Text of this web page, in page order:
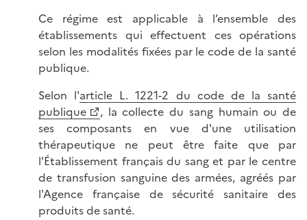
Ce régime est applicable à l’ensemble des
établissements qui effectuent ces opérations
selon les modalités fixées par le code de la santé
publique.
Selon l'article L. 1221-2 du code de la santé
publique
, la collecte du sang humain ou de
ses composants en vue d'une utilisation
thérapeutique ne peut être faite que par
l'Établissement français du sang et par le centre
de transfusion sanguine des armées, agréés par
l'Agence française de sécurité sanitaire des
produits de santé.